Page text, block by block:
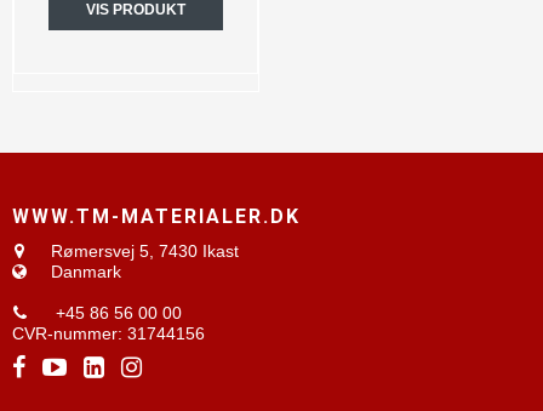
VIS PRODUKT
WWW.TM-MATERIALER.DK
Rømersvej 5, 7430 Ikast
Danmark
+45 86 56 00 00
CVR-nummer: 31744156